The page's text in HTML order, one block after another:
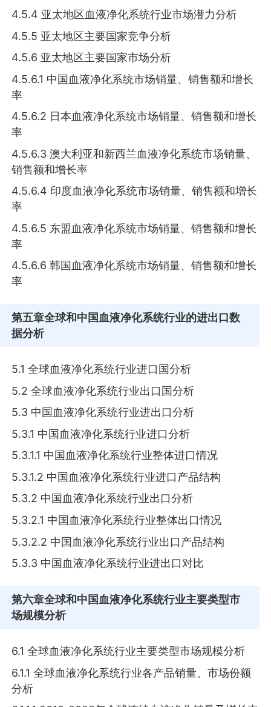
4.5.4 亚太地区血液净化系统行业市场潜力分析
4.5.5 亚太地区主要国家竞争分析
4.5.6 亚太地区主要国家市场分析
4.5.6.1 中国血液净化系统市场销量、销售额和增长
率
4.5.6.2 日本血液净化系统市场销量、销售额和增长
率
4.5.6.3 澳大利亚和新西兰血液净化系统市场销量、
销售额和增长率
4.5.6.4 印度血液净化系统市场销量、销售额和增长
率
4.5.6.5 东盟血液净化系统市场销量、销售额和增长
率
4.5.6.6 韩国血液净化系统市场销量、销售额和增长
率
第五章全球和中国血液净化系统行业的进出口数
据分析
5.1 全球血液净化系统行业进口国分析
5.2 全球血液净化系统行业出口国分析
5.3 中国血液净化系统行业进出口分析
5.3.1 中国血液净化系统行业进口分析
5.3.1.1 中国血液净化系统行业整体进口情况
5.3.1.2 中国血液净化系统行业进口产品结构
5.3.2 中国血液净化系统行业出口分析
5.3.2.1 中国血液净化系统行业整体出口情况
5.3.2.2 中国血液净化系统行业出口产品结构
5.3.3 中国血液净化系统行业进出口对比
第六章全球和中国血液净化系统行业主要类型市
场规模分析
6.1 全球血液净化系统行业主要类型市场规模分析
6.1.1 全球血液净化系统行业各产品销量、市场份额
分析